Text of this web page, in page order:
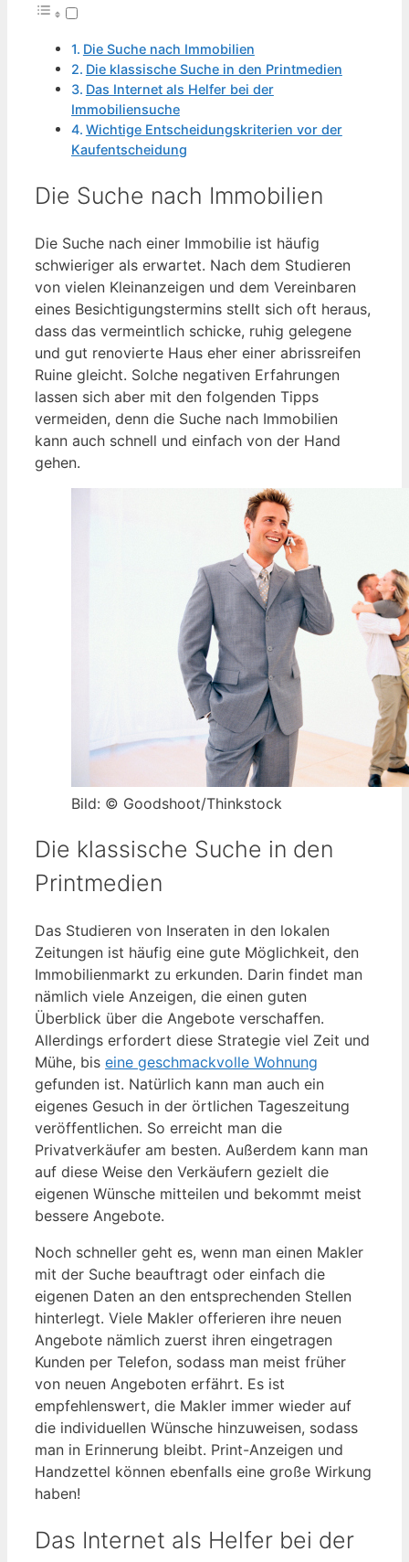
Die Suche nach Immobilien
Die klassische Suche in den Printmedien
Das Internet als Helfer bei der
Immobiliensuche
Wichtige Entscheidungskriterien vor der
Kaufentscheidung
Die Suche nach Immobilien
Die Suche nach einer Immobilie ist häufig
schwieriger als erwartet. Nach dem Studieren
von vielen Kleinanzeigen und dem Vereinbaren
eines Besichtigungstermins stellt sich oft heraus,
dass das vermeintlich schicke, ruhig gelegene
und gut renovierte Haus eher einer abrissreifen
Ruine gleicht. Solche negativen Erfahrungen
lassen sich aber mit den folgenden Tipps
vermeiden, denn die Suche nach Immobilien
kann auch schnell und einfach von der Hand
gehen.
Bild: © Goodshoot/Thinkstock
Die klassische Suche in den
Printmedien
Das Studieren von Inseraten in den lokalen
Zeitungen ist häufig eine gute Möglichkeit, den
Immobilienmarkt zu erkunden. Darin findet man
nämlich viele Anzeigen, die einen guten
Überblick über die Angebote verschaffen.
Allerdings erfordert diese Strategie viel Zeit und
Mühe, bis eine geschmackvolle Wohnung
gefunden ist. Natürlich kann man auch ein
eigenes Gesuch in der örtlichen Tageszeitung
veröffentlichen. So erreicht man die
Privatverkäufer am besten. Außerdem kann man
auf diese Weise den Verkäufern gezielt die
eigenen Wünsche mitteilen und bekommt meist
bessere Angebote.
Noch schneller geht es, wenn man einen Makler
mit der Suche beauftragt oder einfach die
eigenen Daten an den entsprechenden Stellen
hinterlegt. Viele Makler offerieren ihre neuen
Angebote nämlich zuerst ihren eingetragen
Kunden per Telefon, sodass man meist früher
von neuen Angeboten erfährt. Es ist
empfehlenswert, die Makler immer wieder auf
die individuellen Wünsche hinzuweisen, sodass
man in Erinnerung bleibt. Print-Anzeigen und
Handzettel können ebenfalls eine große Wirkung
haben!
Das Internet als Helfer bei der